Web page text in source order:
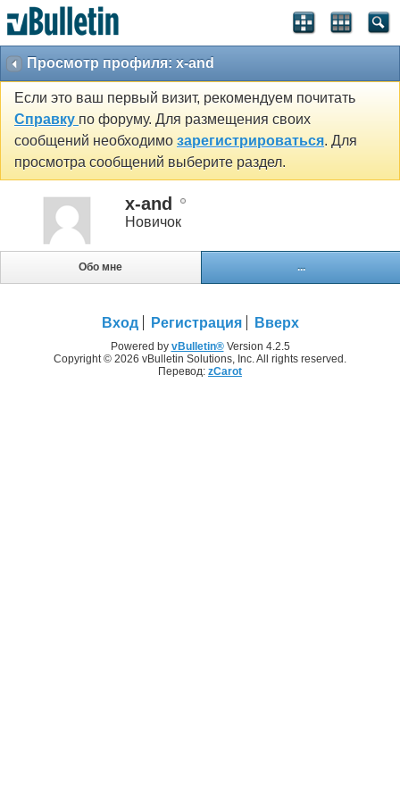
Просмотр профиля: x-and
Если это ваш первый визит, рекомендуем почитать
Справку по форуму. Для размещения своих
сообщений необходимо зарегистрироваться. Для
просмотра сообщений выберите раздел.
x-and
Новичок
Обо мне ...
Вход Регистрация Вверх
Powered by vBulletin®Version 4.2.5
Copyright © 2026 vBulletin Solutions, Inc. All rights reserved.
Перевод: zCarot